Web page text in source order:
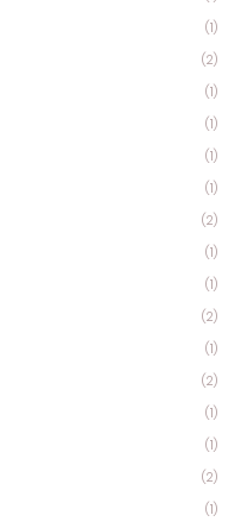
(1)
(2)
(1)
(1)
(1)
(1)
(2)
(1)
(1)
(2)
(1)
(2)
(1)
(1)
(2)
(1)